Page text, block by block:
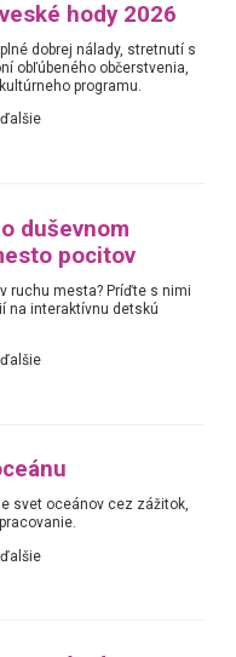
hody 2026
dobrej nálady, stretnutí s
obľúbeného občerstvenia,
programu.
duševnom
pocitov
ruchu mesta? Príďte s nimi
na interaktívnu detskú
svet oceánov cez zážitok,